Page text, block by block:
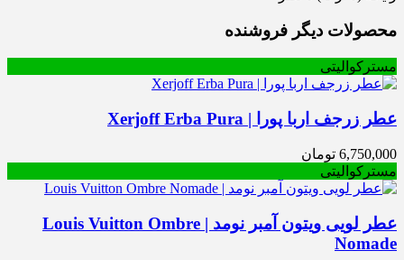
محصولات دیگر فروشنده
مسترکوالیتی
عطر زرجف اربا پورا | Xerjoff Erba Pura
6,750,000 تومان
مسترکوالیتی
عطر لویی ویتون آمبر نومد | Louis Vuitton Ombre
Nomade